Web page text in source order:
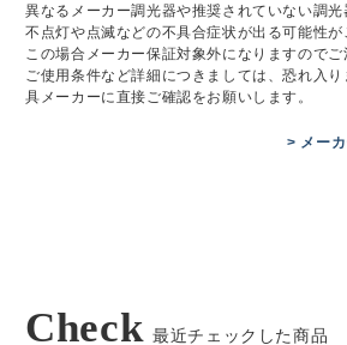
異なるメーカー調光器や推奨されていない調光
不点灯や点滅などの不具合症状が出る可能性が
この場合メーカー保証対象外になりますのでご
ご使用条件など詳細につきましては、恐れ入
具メーカーに直接ご確認をお願いします。
> メー
Check 最近チェックした商品